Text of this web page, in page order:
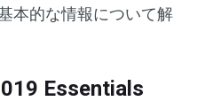
本的な情報について解
Essentials